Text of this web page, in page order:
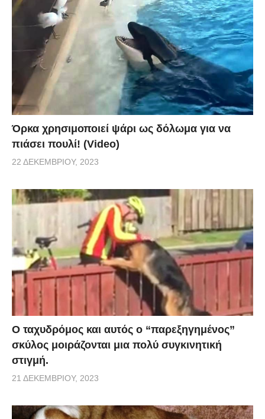
Όρκα χρησιμοποιεί ψάρι ως δόλωμα για να
πιάσει πουλί! (Video)
22 ΔΕΚΕΜΒΡΊΟΥ, 2023
Ο ταχυδρόμος και αυτός ο “παρεξηγημένος”
σκύλος μοιράζονται μια πολύ συγκινητική
στιγμή.
21 ΔΕΚΕΜΒΡΊΟΥ, 2023